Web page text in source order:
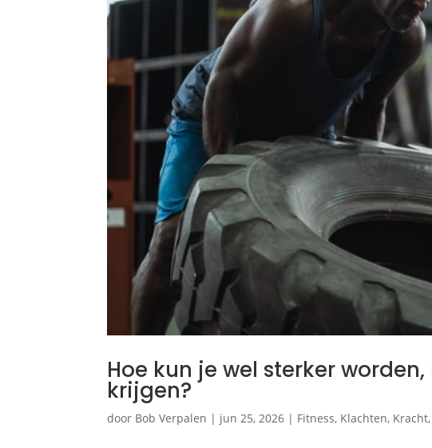
Hoe kun je wel sterker
krijgen?
door Bob Verpalen | jun 25, 2026 | Fitness, Klachten, Kracht,